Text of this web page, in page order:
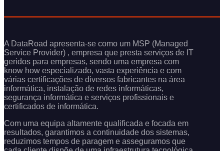
A DataRoad apresenta-se como um MSP (Managed
Service Provider) , empresa que presta serviços de IT
geridos para empresas, sendo uma empresa com
know how especializado, vasta experiência e com
várias certificações de diversos fabricantes na área
informática, instalação de redes informáticas,
segurança informática e serviços profissionais e
certificados de informática.
Com uma equipa altamente qualificada e focada em
resultados, garantimos a continuidade dos sistemas,
reduzimos tempos de paragem e asseguramos que